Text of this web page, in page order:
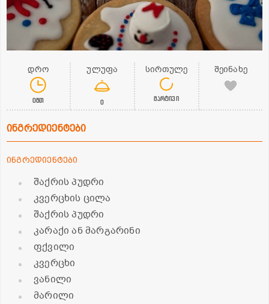
დრო
0წთ
ულუფა
0
სირთულე
მარტივი
შეინახე
ინგრედიენტები
ინგრედიენტები
შაქრის პუდრი
კვერცხის ცილა
შაქრის პუდრი
კარაქი ან მარგარინი
ფქვილი
კვერცხი
ვანილი
მარილი